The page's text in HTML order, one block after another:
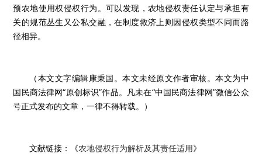
预农地使用权侵权行为。可以发现，农地侵权责任认定与承担有
关的规范丛生又公私交融，在制度救济上则因侵权类型不同而路
径相异。
（本文文字编辑康秉国。本文未经原文作者审核。本文为中
国民商法律网“原创标识”作品。凡未在“中国民商法律网”微信公众
号正式发布的文章，一律不得转载。）
文献链接：《农地侵权行为解析及其责任适用》